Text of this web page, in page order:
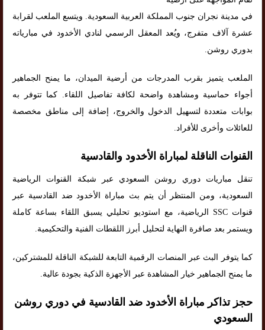
في مدينة نجران جنوب المملكة العربية السعودية. ويتسع الملعب لقرابة
عشرة آلاف متفرج، ويُعد المعقل الرسمي لنادي الأخدود في مبارياته
بدوري روشن.
الملعب يتميز بقرب المدرجات من أرضية الميدان، ما يمنح الجماهير
أجواء حماسية ومشاهدة واضحة لكافة تفاصيل اللقاء. كما تتوفر به
بوابات متعددة لتسهيل الدخول والخروج، إضافة إلى مناطق مخصصة
للعائلات وأخرى للأفراد.
القنوات الناقلة لمباراة الأخدود والقادسية
تنقل مباريات دوري روشن السعودي عبر شبكة القنوات الرياضية
السعودية، ومن المنتظر أن يتم بث مباراة الأخدود ضد القادسية عبر
قنوات SSC الرياضية، مع استوديو تحليلي يسبق اللقاء بساعة كاملة
ويستمر بعد صافرة النهاية لتحليل أبرز اللقطات الفنية والتحكيمية.
كما يتوفر البث عبر المنصات الرقمية التابعة للشبكة الناقلة للمشتركين،
ما يمنح الجماهير خيار المشاهدة عبر الأجهزة الذكية بجودة عالية.
حجز تذاكر مباراة الأخدود ضد القادسية في دوري روشن
السعودي